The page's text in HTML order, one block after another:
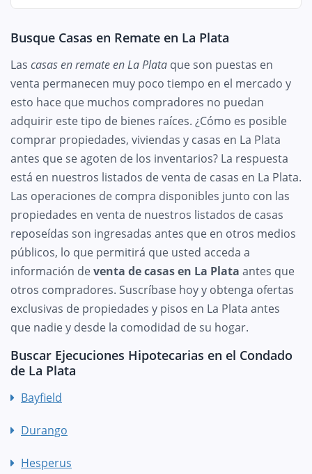
Busque Casas en Remate en La Plata
Las casas en remate en La Plata que son puestas en
venta permanecen muy poco tiempo en el mercado y
esto hace que muchos compradores no puedan
adquirir este tipo de bienes raíces. ¿Cómo es posible
comprar propiedades, viviendas y casas en La Plata
antes que se agoten de los inventarios? La respuesta
está en nuestros listados de venta de casas en La Plata.
Las operaciones de compra disponibles junto con las
propiedades en venta de nuestros listados de casas
reposeídas son ingresadas antes que en otros medios
públicos, lo que permitirá que usted acceda a
información deventa de casas en La Plata antes que
otros compradores. Suscríbase hoy y obtenga ofertas
exclusivas de propiedades y pisos en La Plata antes
que nadie y desde la comodidad de su hogar.
Buscar Ejecuciones Hipotecarias en el Condado
de La Plata
Bayfield
Durango
Hesperus